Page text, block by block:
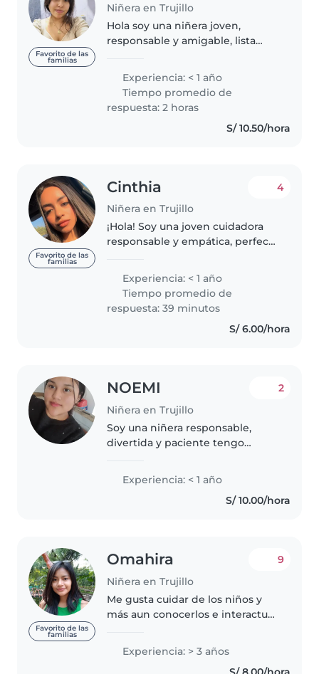
Favorito de las
familias
Niñera en Trujillo
Hola soy una niñera joven,
responsable y amigable, lista
niños y habilidades como
dibujar, leer cuentos, pintar y
jugar. Estoy..
Experiencia: < 1 año
Tiempo promedio de
respuesta: 2 horas
S/ 10.50/hora
Favorito de las
familias
Cinthia
Niñera en Trujillo
4
¡Hola! Soy una joven cuidadora
responsable y empática, perfecta
experiencia con niños de todas
las edades y con necesidades
especiales como TDAH, autismo..
Experiencia: < 1 año
Tiempo promedio de
respuesta: 39 minutos
S/ 6.00/hora
NOEMI
Niñera en Trujillo
2
Soy una niñera responsable,
divertida y paciente tengo
pequeños. Disfruto mucho de
pasar tiempo con los niños y
hacer actividades como
Experiencia: < 1 año
S/ 10.00/hora
Favorito de las
familias
Omahira
Niñera en Trujillo
9
Me gusta cuidar de los niños y
más aun conocerlos e interactuar
experiencia cuidando a niños
pequeños, además aprendí
Experiencia: > 3 años